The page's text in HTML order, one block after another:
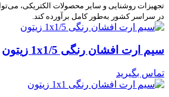
تجهیزات روشنایی و سایر محصولات الکتریکی،
در سراسر کشور به‌طور کامل برآورده کند.
سیم ارت افشان رنگی 1x1/5 زیتون
تماس بگیرید